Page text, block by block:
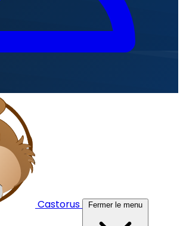
Castorus Fermer le menu